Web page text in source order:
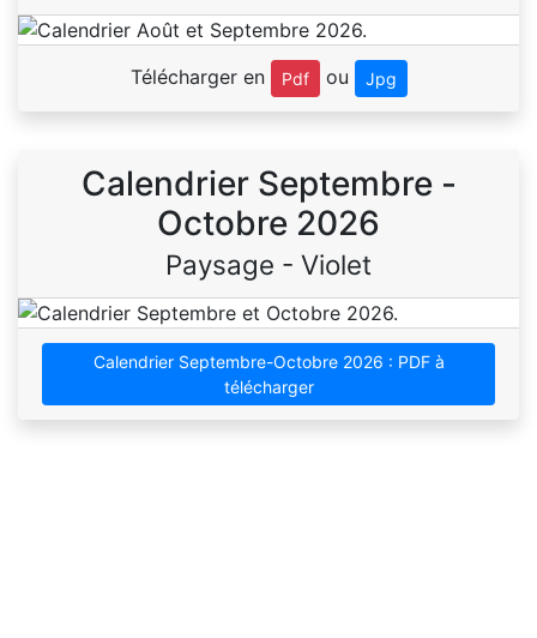
Télécharger en Pdf ou Jpg
Calendrier Septembre -
Octobre 2026
Paysage - Violet
Calendrier Septembre-Octobre 2026 : PDF à
télécharger